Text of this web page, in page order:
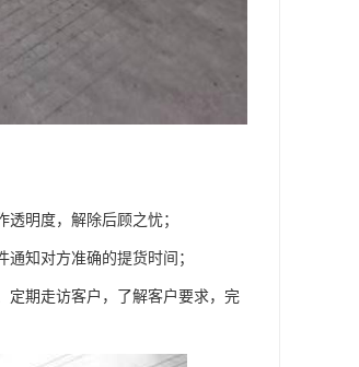
明度，解除后顾之忧；
知对方准确的提货时间；
定期走访客户，了解客户要求，完